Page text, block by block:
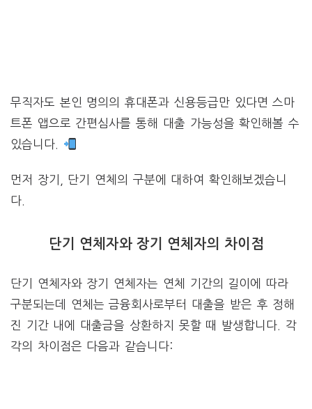
무직자도 본인 명의의 휴대폰과 신용등급만 있다면 스마
트폰 앱으로 간편심사를 통해 대출 가능성을 확인해볼 수
있습니다.
먼저 장기, 단기 연체의 구분에 대하여 확인해보겠습니
다.
단기 연체자와 장기 연체자의 차이점
단기 연체자와 장기 연체자는 연체 기간의 길이에 따라
구분되는데 연체는 금융회사로부터 대출을 받은 후 정해
진 기간 내에 대출금을 상환하지 못할 때 발생합니다. 각
각의 차이점은 다음과 같습니다: